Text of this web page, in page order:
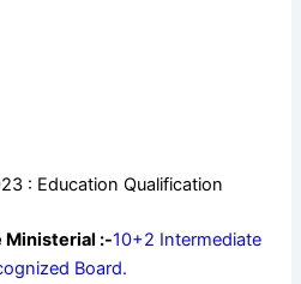
: Education Qualification
Ministerial :-10+2 Intermediate
Board.